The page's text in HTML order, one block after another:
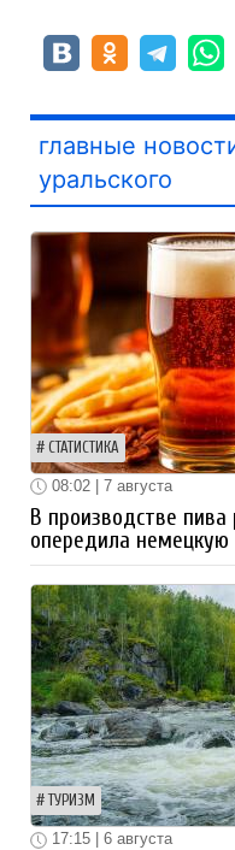
главные
уральского
СТАТИСТИКА
08:02 | 7 августа
В производстве
опередила немецкую
ТУРИЗМ
17:15 | 6 августа